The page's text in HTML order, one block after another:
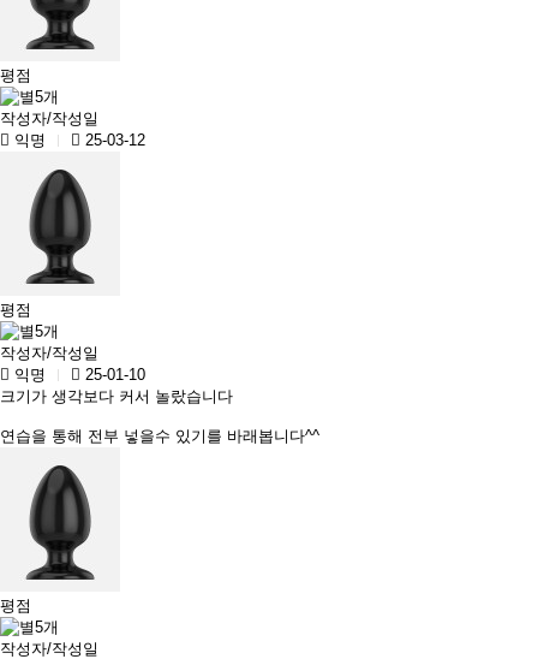
평점
작성자/작성일
익명
25-03-12
평점
작성자/작성일
익명
25-01-10
크기가 생각보다 커서 놀랐습니다
연습을 통해 전부 넣을수 있기를 바래봅니다^^
평점
작성자/작성일